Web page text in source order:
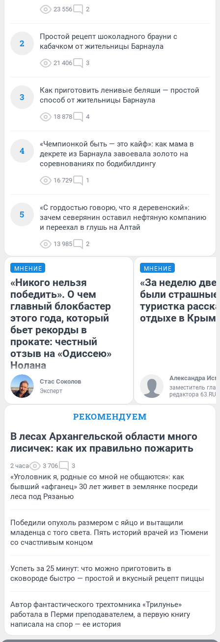
23 556 2
2
Простой рецепт шоколадного брауни с
кабачком от жительницы Барнаула
21 406 3
3
Как приготовить ленивые беляши — простой
способ от жительницы Барнаула
18 878 4
4
«Чемпионкой быть — это кайф»: как мама в
декрете из Барнаула завоевала золото на
соревнованиях по бодибилдингу
16 729 1
5
«С гордостью говорю, что я деревенский»:
зачем северянин оставил нефтяную компанию
и переехал в глушь на Алтай
13 985 2
МНЕНИЕ
«Никого нельзя
победить». О чем
главный блокбастер
этого года, который
бьет рекорды в
прокате: честный
отзыв на «Одиссею»
Нолана
Стас Соколов
Эксперт
МНЕНИЕ
«За неделю две
были
туристка
отдыхе в
Александра
заместитель
редактора 63.RU
РЕКОМЕНДУЕМ
В лесах Архангельской области много
лисичек: как их правильно пожарить
2 часа 3 706 3
«Уголовник я, родные со мной не общаются»: как
бывший «афганец» 30 лет живет в землянке посреди
леса под Рязанью
Победили опухоль размером с яйцо и вытащили
младенца с того света. Пять историй врачей из Тюмени
со счастливым концом
Успеть за 25 минут: что можно приготовить в
сковороде быстро — простой и вкусный рецепт пиццы
Автор фантастического трехтомника «Трилунье»
работала в Перми преподавателем, а первую книгу
написала на спор — ее история